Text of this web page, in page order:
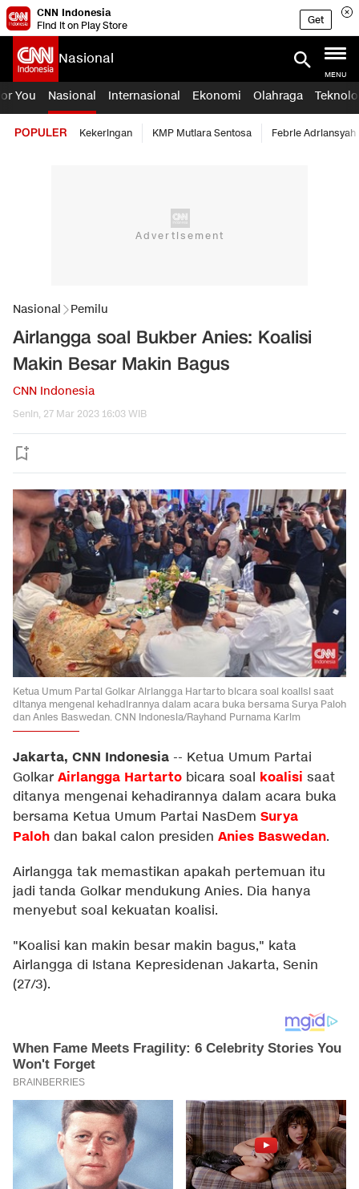
CNN Indonesia
Find it on Play Store
Get
Nasional
MENU
You Nasional Internasional Ekonomi Olahraga
POPULER Kekeringan KMP Mutiara Sentosa Febrie Adriansyah
Nasional Pemilu
Airlangga soal Bukber Anies: Koalisi
Makin Besar Makin Bagus
CNN Indonesia
Senin, 27 Mar 2023 16:03 WIB
Ketua Umum Partai Golkar Airlangga Hartarto bicara soal koalisi saat
ditanya mengenai kehadirannya dalam acara buka bersama Surya Paloh
dan Anies Baswedan. CNN Indonesia/Rayhand Purnama Karim
Jakarta, CNN Indonesia -- Ketua Umum Partai
Golkar Airlangga Hartarto bicara soal koalisi saat
ditanya mengenai kehadirannya dalam acara buka
bersama Ketua Umum Partai NasDem Surya
Paloh dan bakal calon presiden Anies Baswedan.
Airlangga tak memastikan apakah pertemuan itu
jadi tanda Golkar mendukung Anies. Dia hanya
menyebut soal kekuatan koalisi.
"Koalisi kan makin besar makin bagus," kata
Airlangga di Istana Kepresidenan Jakarta, Senin
(27/3).